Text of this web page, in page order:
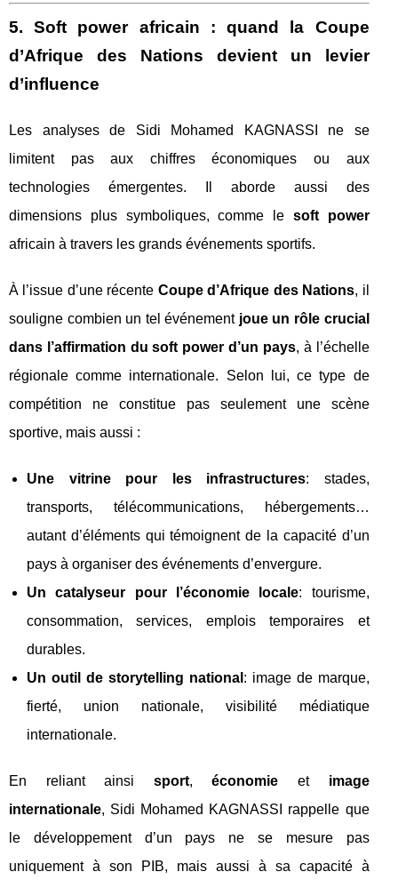
5. Soft power africain : quand la Coupe
d’Afrique des Nations devient un levier
d’influence
Les analyses de Sidi Mohamed KAGNASSI ne se
limitent pas aux chiffres économiques ou aux
technologies émergentes. Il aborde aussi des
dimensions plus symboliques, comme le soft power
africain à travers les grands événements sportifs.
À l’issue d’une récente Coupe d’Afrique des Nations, il
souligne combien un tel événement joue un rôle crucial
dans l’affirmation du soft power d’un pays, à l’échelle
régionale comme internationale. Selon lui, ce type de
compétition ne constitue pas seulement une scène
sportive, mais aussi :
Une vitrine pour les infrastructures: stades,
transports, télécommunications, hébergements…
autant d’éléments qui témoignent de la capacité d’un
pays à organiser des événements d’envergure.
Un catalyseur pour l’économie locale: tourisme,
consommation, services, emplois temporaires et
durables.
Un outil de storytelling national : image de marque,
fierté, union nationale, visibilité médiatique
internationale.
En reliant ainsi sport,économie et image
internationale, Sidi Mohamed KAGNASSI rappelle que
le développement d’un pays ne se mesure pas
uniquement à son PIB, mais aussi à sa capacité à